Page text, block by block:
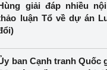
giải đáp nhiều
luận Tổ về dự án
ban Cạnh tranh Quốc